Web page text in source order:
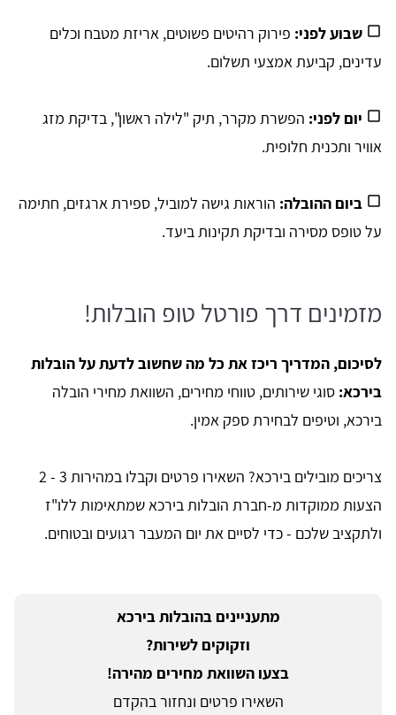
שבוע לפני: פירוק רהיטים פשוטים, אריזת מטבח וכלים
עדינים, קביעת אמצעי תשלום.
יום לפני: הפשרת מקרר, תיק "לילה ראשון", בדיקת מזג
אוויר ותכנית חלופית.
ביום ההובלה: הוראות גישה למוביל, ספירת ארגזים, חתימה
על טופס מסירה ובדיקת תקינות ביעד.
מזמינים דרך פורטל טופ הובלות!
לסיכום, המדריך ריכז את כל מה שחשוב לדעת על הובלות
בירכא: סוגי שירותים, טווחי מחירים, השוואת מחירי הובלה
בירכא, וטיפים לבחירת ספק אמין.
צריכים מובילים בירכא? השאירו פרטים וקבלו במהירות 3 - 2
הצעות ממוקדות מ-חברת הובלות בירכא שמתאימות ללו"ז
ולתקציב שלכם - כדי לסיים את יום המעבר רגועים ובטוחים.
מתעניינים בהובלות בירכא
וזקוקים לשירות?
בצעו השוואת מחירים מהירה!
השאירו פרטים ונחזור בהקדם